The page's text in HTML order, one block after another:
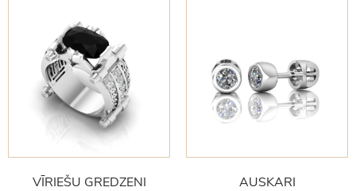
VĪRIEŠU GREDZENI AUSKARI